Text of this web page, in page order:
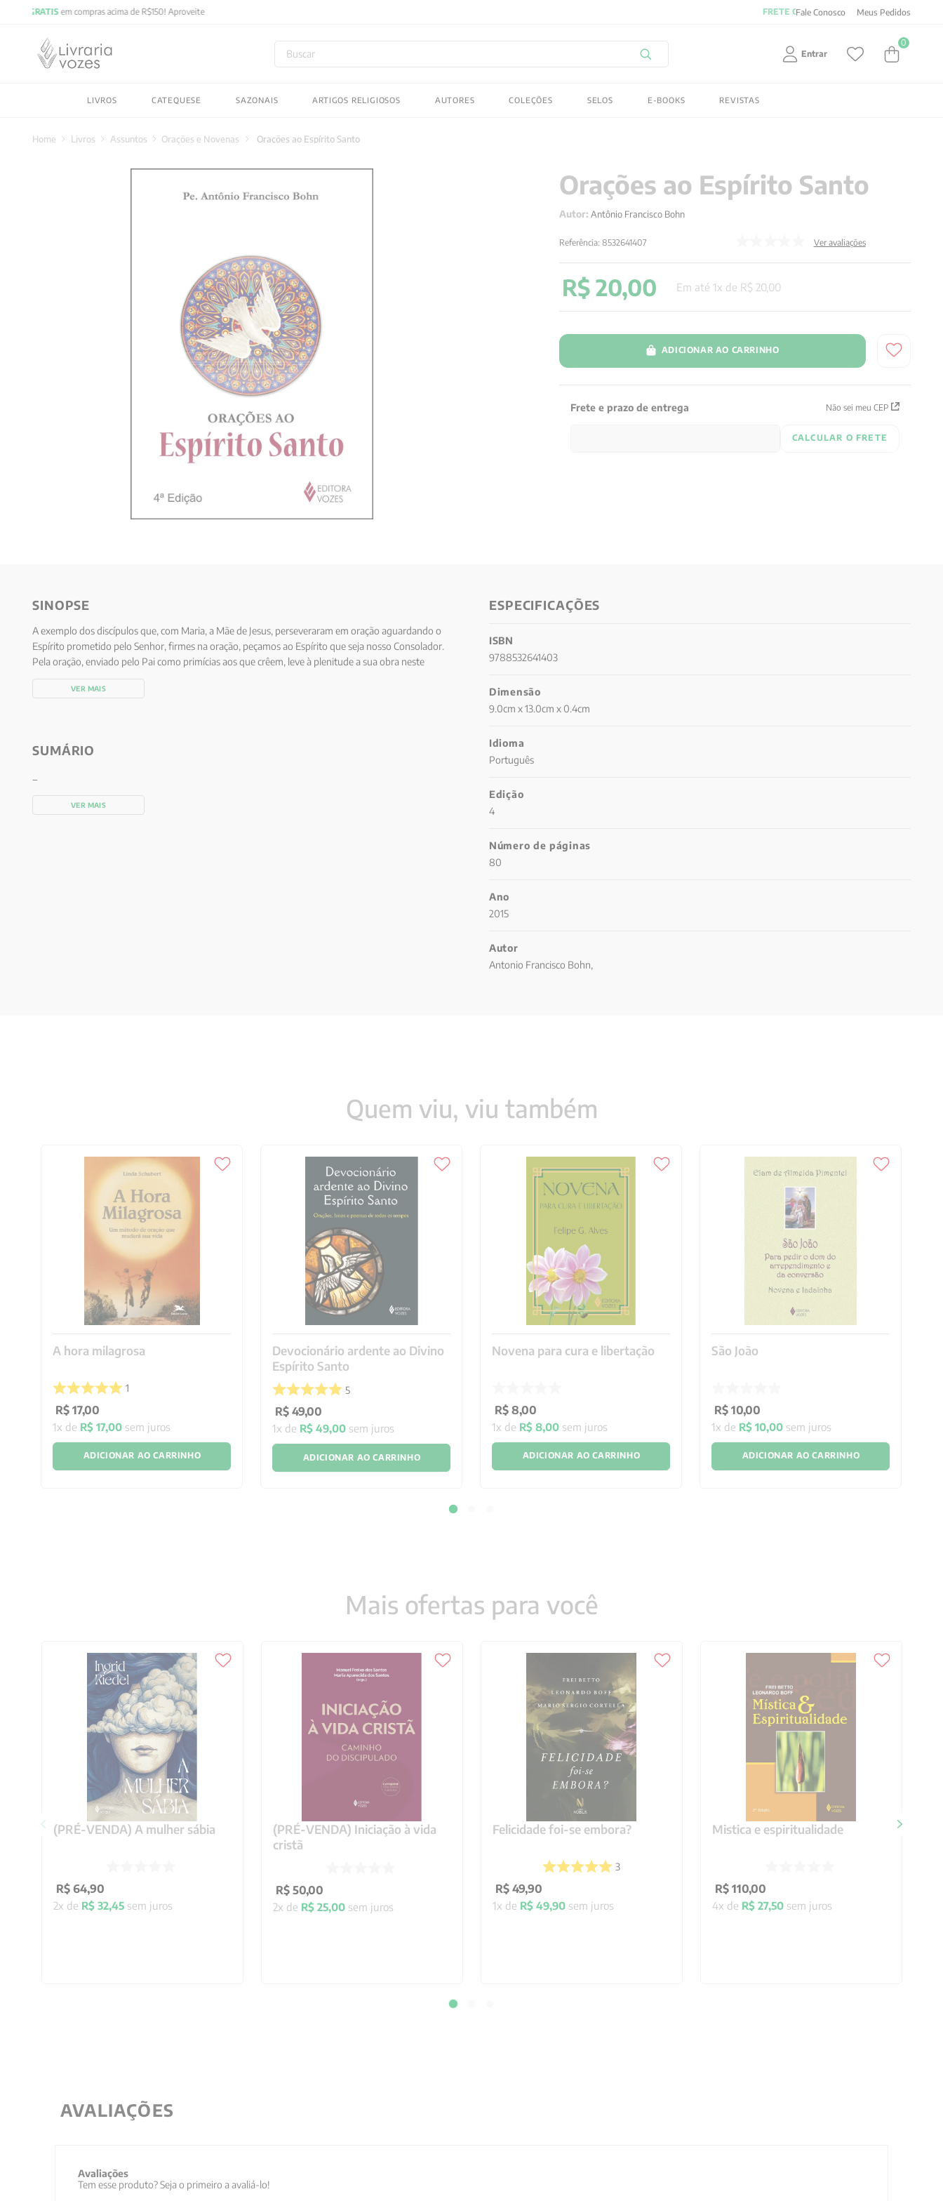
Fale Conosco Meus Pedidos
Buscar
Entrar
0
LIVROS CATEQUESE SAZONAIS ARTIGOS RELIGIOSOS AUTORES COLEÇÕES SELOS E-BOOKS REVISTAS
Livros Assuntos Orações e Novenas Orações ao Espírito Santo
Orações ao Espírito Santo
Autor: Antônio Francisco Bohn
Referência:8532641407 Ver avaliações
R$ 20,00 Em até1x de R$ 20,00
ADICIONAR AO CARRINHO
Frete e prazo de entrega Não sei meu CEP
CALCULAR O FRETE
SINOPSE
A exemplo dos discípulos que, com Maria, a Mãe de Jesus, perseveraram em oração aguardando o
Espírito prometido pelo Senhor, firmes na oração, peçamos ao Espírito que seja nosso Consolador.
Pela oração, enviado pelo Pai como primícias aos que crêem, leve à plenitude a sua obra neste
mundo.
VER MAIS
SUMÁRIO
VER MAIS
ESPECIFICAÇÕES
ISBN
9788532641403
Dimensão
9.0cm x 13.0cm x 0.4cm
Idioma
Português
Edição
4
Número de páginas
80
Ano
2015
Autor
Antonio Francisco Bohn,
Quem viu, viu também
A hora milagrosa
1
R$ 17,00
1x de R$ 17,00 sem juros
ADICIONAR AO CARRINHO
Devocionário ardente ao Divino
Espírito Santo
5
R$ 49,00
1x de R$ 49,00 sem juros
ADICIONAR AO CARRINHO
Novena para cura e libertação
R$ 8,00
1x de R$ 8,00 sem juros
ADICIONAR AO CARRINHO
São João
R$ 10,00
1x de R$ 10,00 sem juros
ADICIONAR AO CARRINHO
Mais ofertas para você
(PRÉ-VENDA) A mulher sábia
R$ 64,90
2x de R$ 32,45sem juros
(PRÉ-VENDA) Iniciação à vida
cristã
R$ 50,00
2x de R$ 25,00sem juros
Felicidade foi-se embora?
3
R$ 49,90
1x de R$ 49,90sem juros
Mistica e espiritualidade
R$ 110,00
4x de R$ 27,50sem juros
AVALIAÇÕES
Avaliações
Tem esse produto? Seja o primeiro a avaliá-lo!
2027
5º byung chul han
8º anselm grun
9º aristoteles
10º psicologia